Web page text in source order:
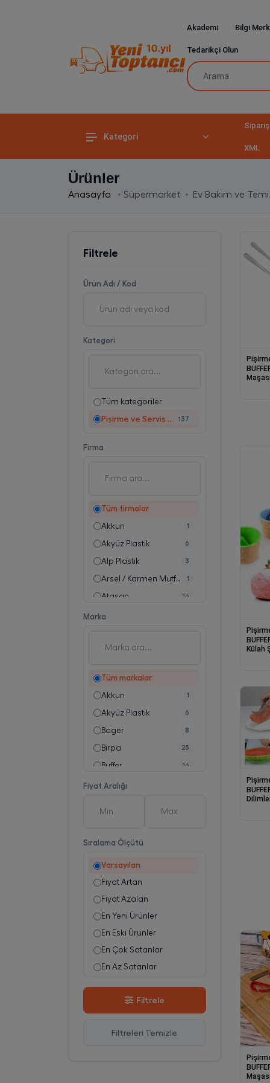
Akademi Bilgi
Tedarikçi Olun
Kategori
XML
Ürünler
Anasayfa Süpermarket Ev Bakım ve
Filtrele
Ürün Adı / Kod
Kategori
Tüm kategoriler
137
Firma
Tüm firmalar
Akkun 1
Akyüz Plastik 6
Alp Plastik 3
Arsel / Karmen Mutfak Eşyaları San. ve Tic. Ltd. Şti. 1
Atasan 16
Birpa
Dike
Evelin
Evren Plastik
Marka
Tüm markalar
Akkun 1
Akyüz Plastik 6
Bager 8
Birpa 25
Buffer 16
Dempa
Freyahomeware
HobbyLife
Moonstar
Fiyat Aralığı
Sıralama Ölçütü
Varsayılan
Fiyat Artan
Fiyat Azalan
En Yeni Ürünler
En Eski Ürünler
En Çok Satanlar
En Az Satanlar
Stok Artan
En Çok Favorilenen
Filtrele
Filtreleri Temizle
BUFFER®
Maşası Air
Külah
Maşası